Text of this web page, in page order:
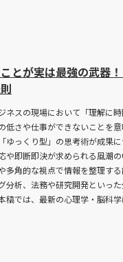
課題であり、専門家によるリス
略的な取り組みであると言えま
の分野に精通することは、将来
う。 デジタルトランスフォー
にわたります。第一に、技術の
リソースの乖離が挙げられます
新ツールやシステムを導入す
を認識し始めています。組織
ネジメントから現場まで一体
り、技術導入に伴う投資対効
す。 また、デジタルトランス
従来の業務プロセスや慣習に固
たるため、真に解決すべき本質
同しないことが求められる。前
や日常的な問題であるのに対し
題設定である。誤った前提や既
力すべき重要な問題が見過ごさ
既存の業界常識や固定観念にと
義する姿勢が求められる。 ま
補となる複数の課題を立て、
である。そのためには、「So
から一歩踏み込んだ本質的な
要がある。このプロセスの中
見直し、必要に応じて問題の
に、イシューの特定とその解決
たとえば、マーケティング戦略
功事例、そしてその実践にあた
、あるいは製品・サービスに
マイケル・ポーター氏によって
と資本力で争うことが難しい中
位性を獲得するために採用され
く、特定の分野に焦点を合わせ
ーオーシャンを狙うとともに
ービス品質、独自のブランデ
具体的には、集中戦略は大
」と「差別化集中戦略」の二
は、特定の市場セグメントに
供することにより、規模の経
化集中戦略は、ターゲットとす
ンド価値を高め、他社との差異
ことが実は最強の武器
ネスの現場において「理解に時
低さや仕事ができないことを
ゆっくり型」の思考術が成果
や即断即決が求められる風潮
多角的な視点で情報を整理す
分析、法務や研究開発といっ
稿では、最新の心理学・脳科
真価とその活用法について詳述
は、